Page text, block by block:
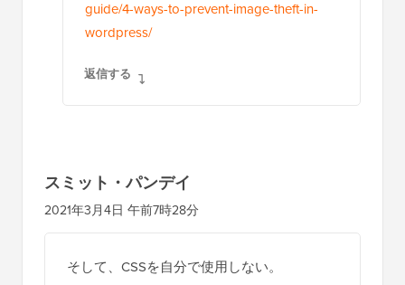
guide/4-ways-to-prevent-image-theft-in-
wordpress/
返信する
スミット・パンデイ
2021年3月4日 午前7時28分
そして、CSSを自分で使用しない。